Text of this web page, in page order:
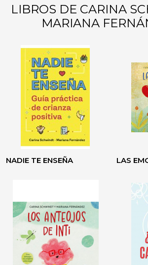
LIBROS DE CARINA
MARIANA
NADIE TE ENSEÑA LAS